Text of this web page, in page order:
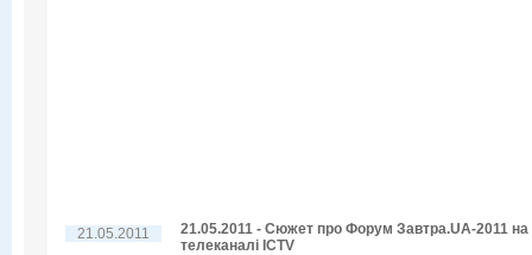
21.05.2011
21.05.2011 - Сюжет про Форум Завтра.UA-2011 на
телеканалі ICTV